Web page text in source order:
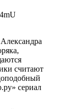
считают
сериал